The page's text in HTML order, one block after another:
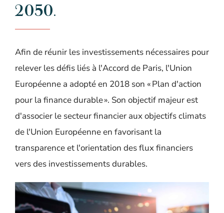
2050.
Afin de réunir les investissements nécessaires pour
relever les défis liés à l'Accord de Paris, l'Union
Européenne a adopté en 2018 son « Plan d'action
pour la finance durable ». Son objectif majeurest
d'associer le secteur financier aux objectifs climats
de l'Union Européenneen favorisant la
transparence et l'orientation des flux financiers
vers des investissements durables.